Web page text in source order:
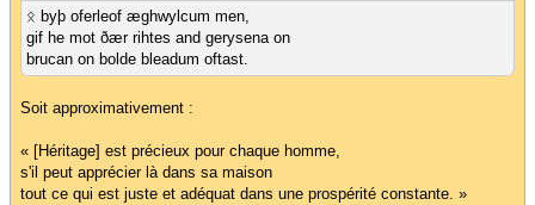
ᛟ byþ oferleof æghwylcum men,
gif he mot ðær rihtes and gerysena on
brucan on bolde bleadum oftast.
Soit approximativement :
« [Héritage] est précieux pour chaque homme,
s'il peut apprécier là dans sa maison
tout ce qui est juste et adéquat dans une prospérité constante. »